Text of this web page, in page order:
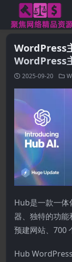
WordPress
WordPress
2025-09-20
Hub是一款一体
器、独特的功能
预建网站、700
Hub